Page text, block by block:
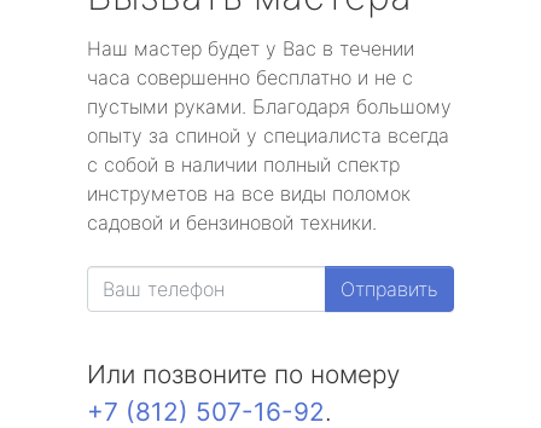
Наш мастер будет у Вас в течении
часа совершенно бесплатно и не с
пустыми руками. Благодаря большому
опыту за спиной у специалиста всегда
с собой в наличии полный спектр
инструметов на все виды поломок
садовой и бензиновой техники.
Отправить
Или позвоните по номеру
+7 (812) 507-16-92.